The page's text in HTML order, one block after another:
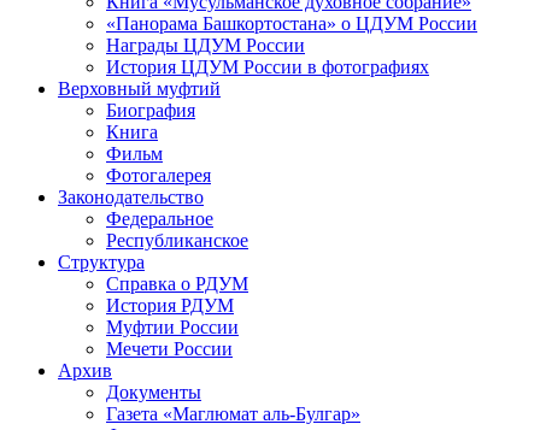
«Панорама Башкортостана» о ЦДУМ России
Награды ЦДУМ России
История ЦДУМ России в фотографиях
Верховный муфтий
Биография
Книга
Фильм
Фотогалерея
Законодательство
Федеральное
Республиканское
Структура
Справка о РДУМ
История РДУМ
Муфтии России
Мечети России
Архив
Документы
Газета «Маглюмат аль-Булгар»